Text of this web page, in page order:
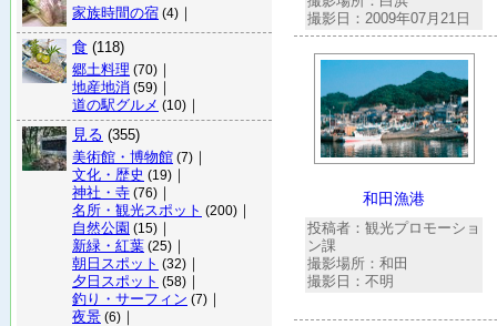
家族時間の宿 (4) ｜
食 (118)
郷土料理 (70) ｜
地産地消 (59) ｜
道の駅グルメ (10) ｜
見る (355)
美術館・博物館 (7) ｜
文化・歴史 (19) ｜
神社・寺 (76) ｜
名所・観光スポット (200) ｜
自然公園 (15) ｜
新緑・紅葉 (25) ｜
朝日スポット (32) ｜
夕日スポット (58) ｜
釣り・サーフィン (7) ｜
夜景 (6) ｜
撮影日：2009年07月21日
和田漁港
投稿者：観光プロモーショ
ン課
撮影場所：和田
撮影日：不明